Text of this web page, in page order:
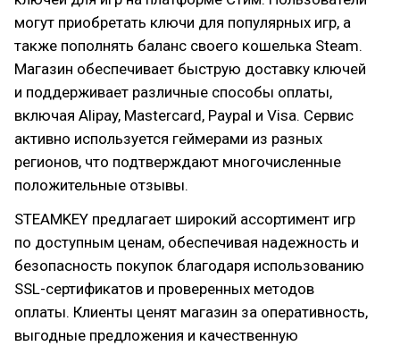
могут приобретать ключи для популярных игр, а
также пополнять баланс своего кошелька Steam.
Магазин обеспечивает быструю доставку ключей
и поддерживает различные способы оплаты,
включая Alipay, Mastercard, Paypal и Visa. Сервис
активно используется геймерами из разных
регионов, что подтверждают многочисленные
положительные отзывы.
STEAMKEY предлагает широкий ассортимент игр
по доступным ценам, обеспечивая надежность и
безопасность покупок благодаря использованию
SSL-сертификатов и проверенных методов
оплаты. Клиенты ценят магазин за оперативность,
выгодные предложения и качественную